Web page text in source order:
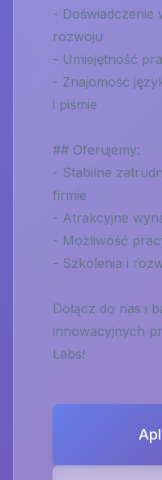
- Doświadczenie
rozwoju
- Umiejętność
- Znajomość
i piśmie
## Oferujemy:
- Stabilne
firmie
- Atrakcyjne
- Możliwość
- Szkolenia i
Dołącz do nas i
innowacyjnych
Labs!